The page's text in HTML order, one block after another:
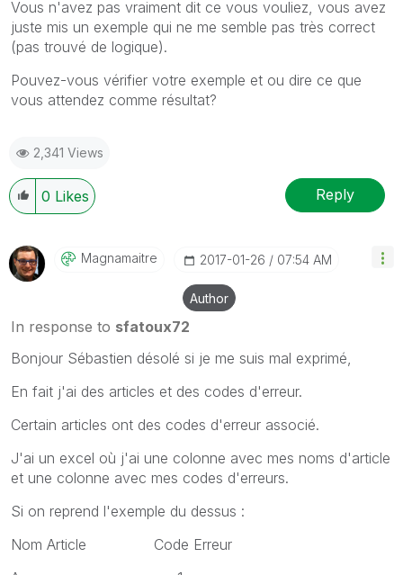
Vous n'avez pas vraiment dit ce vous vouliez, vous avez
juste mis un exemple qui ne me semble pas très correct
(pas trouvé de logique).
Pouvez-vous vérifier votre exemple et ou dire ce que
vous attendez comme résultat?
2,341 Views
0 Likes Reply
Magnamaitre ‎2017-01-26 07:54 AM
Author
In response to sfatoux72
Bonjour Sébastien désolé si je me suis mal exprimé,
En fait j'ai des articles et des codes d'erreur.
Certain articles ont des codes d'erreur associé.
J'ai un excel où j'ai une colonne avec mes noms d'article
et une colonne avec mes codes d'erreurs.
Si on reprend l'exemple du dessus :
Nom Article Code Erreur